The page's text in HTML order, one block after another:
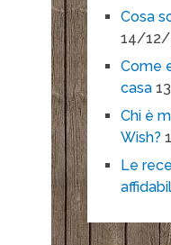
Cosa
14/12/
Come
casa
Chi è
Wish?
Le